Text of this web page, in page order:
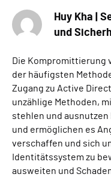
Huy Kha |
und
Die Kompromittierung
der häufigsten
Zugang zu Active
unzählige Methoden,
stehlen und ausnutzen
und ermöglichen es
verschaffen und sich
Identitätssystem zu
ausweiten und